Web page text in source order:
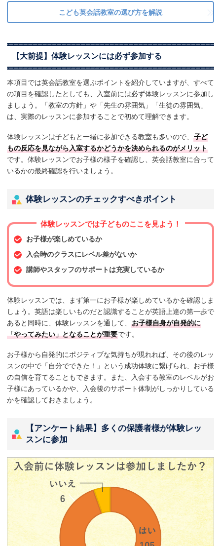
こども英会話教室の選び方を解説
【大前提】体験レッスンには必ず参加する
本項目では英会話教室を選ぶポイントを紹介していますが、すべて
の項目を確認したとしても、入室前には必ず体験レッスンに参加し
ましょう。「教室の方針」や「先生の雰囲気」「生徒の雰囲気」
は、実際のレッスンに参加することで初めて理解できます。
体験レッスンは子どもと一緒に参加できる教室も多いので、 子ど
もの反応を見ながら入室するかどうかを決められるのがメリット
です。体験レッスンでお子様の様子を確認し、英会話教室に合って
いるかの最終確認を行いましょう。
体験レッスンのチェックすべきポイント
体験レッスンでは子どものここを見よう！
お子様が楽しめているか
入会時のクラスにレベル差がないか
講師やスタッフのサポートは充実しているか
体験レッスンでは、まず第一にお子様が楽しめているかを確認しま
しょう。英語は楽しいものだと認識することが英語上達の第一歩で
あると同時に、体験レッスンを通して、 お子様自身が自発的に
「やってみたい」となることが重要です。
お子様から自発的にポジティブな気持ちが現れれば、その後のレッ
スンの中で「自分でできた！」という成功体験に繋げられ、お子様
の自信を育てることもできます。また、入会する教室のレベルがお
子様にあっているかや、入会後のサポート体制がしっかりしている
かを確認しておきましょう。
【アンケート結果】多くの保護者様が体験レッ
スンに参加